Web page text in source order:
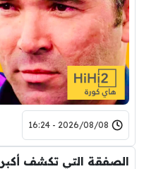
2026/08/08 - 16:24
الصفقة التي تكشف